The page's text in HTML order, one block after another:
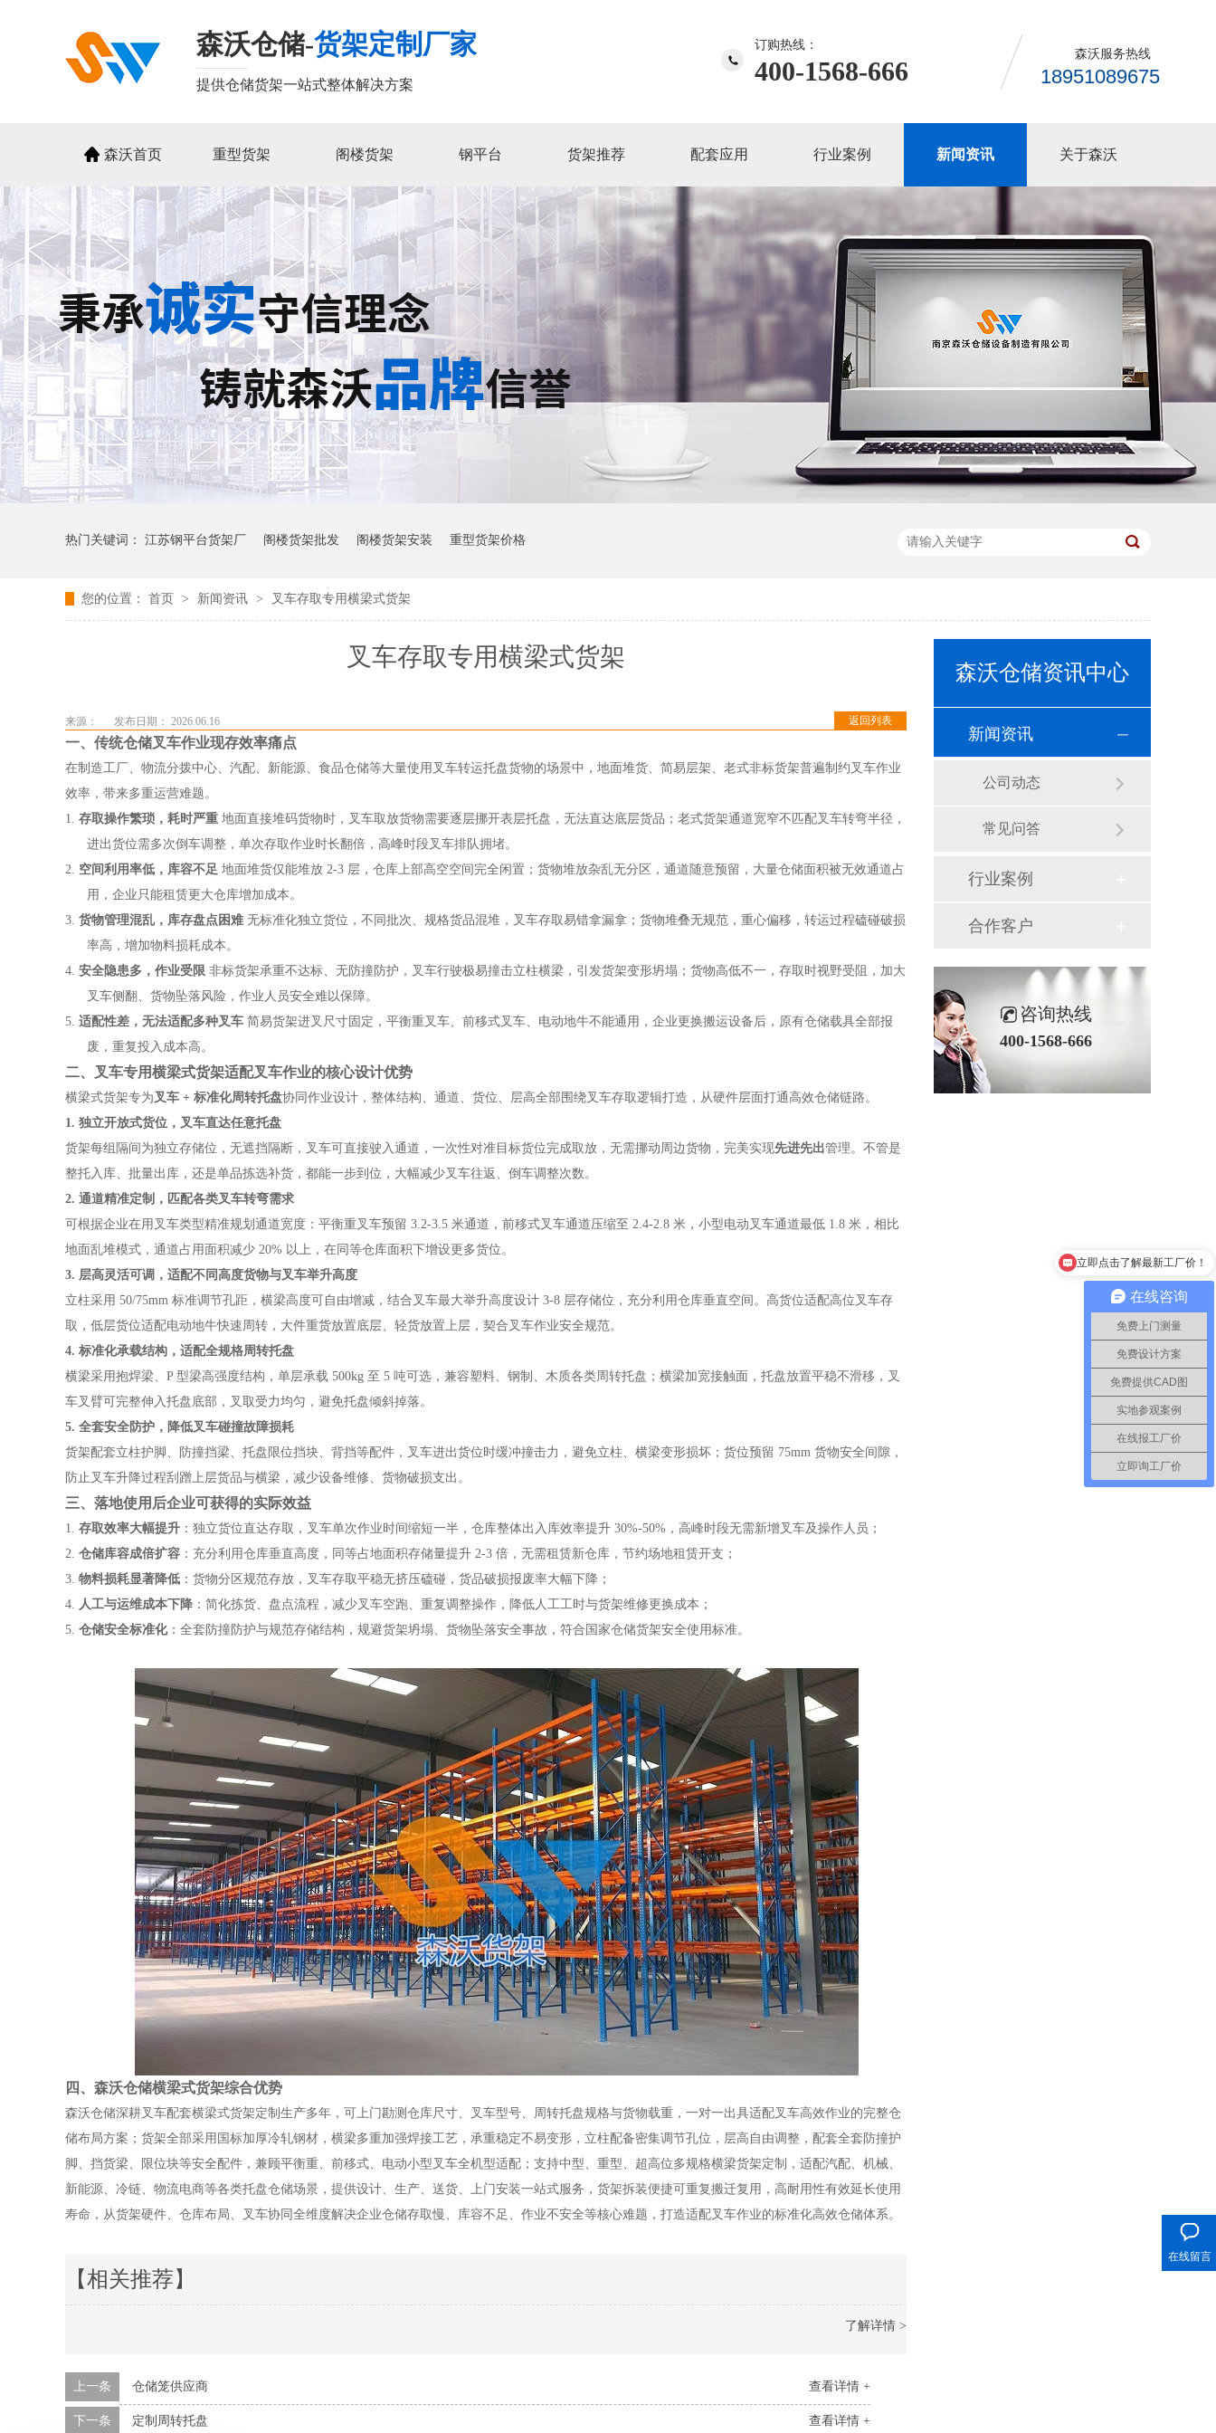
森沃仓储-货架定制厂家
提供仓储货架一站式整体解决方案
订购热线：
400-1568-666
森沃服务热线
18951089675
森沃首页 重型货架 阁楼货架 钢平台 货架推荐 配套应用 行业案例 新闻资讯 关于森沃
热门关键词： 江苏钢平台货架厂 阁楼货架批发 阁楼货架安装 重型货架价格
您的位置： 首页 > 新闻资讯 > 叉车存取专用横梁式货架
叉车存取专用横梁式货架
返回列表
来源： 发布日期： 2026.06.16
一、传统仓储叉车作业现存效率痛点
在制造工厂、物流分拨中心、汽配、新能源、食品仓储等大量使用叉车转运托盘货物的场景中，地面堆货、简易层架、老式非标货架普遍制约叉车作业
效率，带来多重运营难题。
1. 存取操作繁琐，耗时严重 地面直接堆码货物时，叉车取放货物需要逐层挪开表层托盘，无法直达底层货品；老式货架通道宽窄不匹配叉车转弯半径，
进出货位需多次倒车调整，单次存取作业时长翻倍，高峰时段叉车排队拥堵。
2. 空间利用率低，库容不足 地面堆货仅能堆放 2-3 层，仓库上部高空空间完全闲置；货物堆放杂乱无分区，通道随意预留，大量仓储面积被无效通道占
用，企业只能租赁更大仓库增加成本。
3. 货物管理混乱，库存盘点困难 无标准化独立货位，不同批次、规格货品混堆，叉车存取易错拿漏拿；货物堆叠无规范，重心偏移，转运过程磕碰破损
率高，增加物料损耗成本。
4. 安全隐患多，作业受限 非标货架承重不达标、无防撞防护，叉车行驶极易撞击立柱横梁，引发货架变形坍塌；货物高低不一，存取时视野受阻，加大
叉车侧翻、货物坠落风险，作业人员安全难以保障。
5. 适配性差，无法适配多种叉车 简易货架进叉尺寸固定，平衡重叉车、前移式叉车、电动地牛不能通用，企业更换搬运设备后，原有仓储载具全部报
废，重复投入成本高。
二、叉车专用横梁式货架适配叉车作业的核心设计优势
横梁式货架专为叉车 + 标准化周转托盘协同作业设计，整体结构、通道、货位、层高全部围绕叉车存取逻辑打造，从硬件层面打通高效仓储链路。
1. 独立开放式货位，叉车直达任意托盘
货架每组隔间为独立存储位，无遮挡隔断，叉车可直接驶入通道，一次性对准目标货位完成取放，无需挪动周边货物，完美实现先进先出管理。不管是
整托入库、批量出库，还是单品拣选补货，都能一步到位，大幅减少叉车往返、倒车调整次数。
2. 通道精准定制，匹配各类叉车转弯需求
可根据企业在用叉车类型精准规划通道宽度：平衡重叉车预留 3.2-3.5 米通道，前移式叉车通道压缩至 2.4-2.8 米，小型电动叉车通道最低 1.8 米，相比
地面乱堆模式，通道占用面积减少 20% 以上，在同等仓库面积下增设更多货位。
3. 层高灵活可调，适配不同高度货物与叉车举升高度
立柱采用 50/75mm 标准调节孔距，横梁高度可自由增减，结合叉车最大举升高度设计 3-8 层存储位，充分利用仓库垂直空间。高货位适配高位叉车存
取，低层货位适配电动地牛快速周转，大件重货放置底层、轻货放置上层，契合叉车作业安全规范。
4. 标准化承载结构，适配全规格周转托盘
横梁采用抱焊梁、 P 型梁高强度结构，单层承载 500kg 至 5 吨可选，兼容塑料、钢制、木质各类周转托盘；横梁加宽接触面，托盘放置平稳不滑移，叉
车叉臂可完整伸入托盘底部，叉取受力均匀，避免托盘倾斜掉落。
5. 全套安全防护，降低叉车碰撞故障损耗
货架配套立柱护脚、防撞挡梁、托盘限位挡块、背挡等配件，叉车进出货位时缓冲撞击力，避免立柱、横梁变形损坏；货位预留 75mm 货物安全间隙，
防止叉车升降过程刮蹭上层货品与横梁，减少设备维修、货物破损支出。
三、落地使用后企业可获得的实际效益
1. 存取效率大幅提升 ：独立货位直达存取，叉车单次作业时间缩短一半，仓库整体出入库效率提升 30%-50% ，高峰时段无需新增叉车及操作人员；
2. 仓储库容成倍扩容 ：充分利用仓库垂直高度，同等占地面积存储量提升 2-3 倍，无需租赁新仓库，节约场地租赁开支；
3. 物料损耗显著降低 ：货物分区规范存放，叉车存取平稳无挤压磕碰，货品破损报废率大幅下降；
4. 人工与运维成本下降 ：简化拣货、盘点流程，减少叉车空跑、重复调整操作，降低人工工时与货架维修更换成本；
5. 仓储安全标准化：全套防撞防护与规范存储结构，规避货架坍塌、货物坠落安全事故，符合国家仓储货架安全使用标准。
四、森沃仓储横梁式货架综合优势
森沃仓储深耕叉车配套横梁式货架定制生产多年，可上门勘测仓库尺寸、叉车型号、周转托盘规格与货物载重，一对一出具适配叉车高效作业的完整仓
储布局方案；货架全部采用国标加厚冷轧钢材，横梁多重加强焊接工艺，承重稳定不易变形，立柱配备密集调节孔位，层高自由调整，配套全套防撞护
脚、挡货梁、限位块等安全配件，兼顾平衡重、前移式、电动小型叉车全机型适配；支持中型、重型、超高位多规格横梁货架定制，适配汽配、机械、
新能源、冷链、物流电商等各类托盘仓储场景，提供设计、生产、送货、上门安装一站式服务，货架拆装便捷可重复搬迁复用，高耐用性有效延长使用
寿命，从货架硬件、仓库布局、叉车协同全维度解决企业仓储存取慢、库容不足、作业不安全等核心难题，打造适配叉车作业的标准化高效仓储体系。
【相关推荐】
了解详情 >
查看详情 +
上一条 仓储笼供应商
查看详情 +
下一条 定制周转托盘
森沃仓储资讯中心
新闻资讯
公司动态
常见问答
行业案例
合作客户
咨询热线
400-1568-666
在线留言
在线咨询
免费上门测量
免费设计方案
免费提供CAD图
实地参观案例
在线报工厂价
立即询工厂价
立即点击了解最新工厂价！